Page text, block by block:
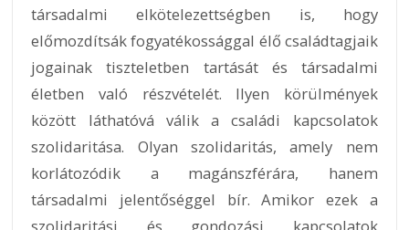
társadalmi elkötelezettségben is, hogy
előmozdítsák fogyatékossággal élő családtagjaik
jogainak tiszteletben tartását és társadalmi
életben való részvételét. Ilyen körülmények
között láthatóvá válik a családi kapcsolatok
szolidaritása. Olyan szolidaritás, amely nem
korlátozódik a magánszférára, hanem
társadalmi jelentőséggel bír. Amikor ezek a